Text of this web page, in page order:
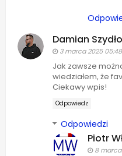
Damian
3 marca 2025 05:48
Jak zawsze
wiedziałem, że
Ciekawy wpis!
Odpowiedz
Odpowiedzi
Piotr
8 marca